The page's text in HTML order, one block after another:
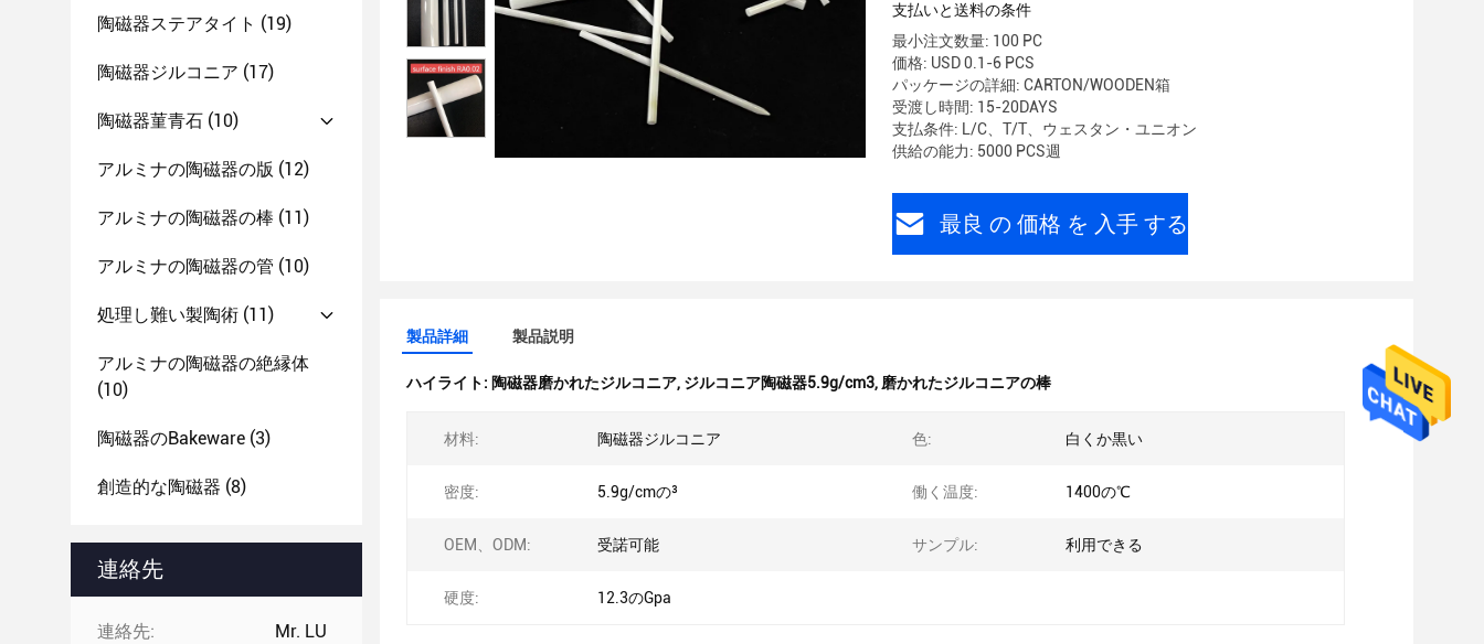
陶磁器ステアタイト (19)
陶磁器ジルコニア (17)
陶磁器菫青石 (10)
アルミナの陶磁器の版 (12)
アルミナの陶磁器の棒 (11)
アルミナの陶磁器の管 (10)
処理し難い製陶術 (11)
アルミナの陶磁器の絶縁体
(10)
陶磁器のbakeware (3)
創造的な陶磁器 (8)
連絡先
連絡先: Mr. LU
支払いと送料の条件
最小注文数量: 100 PC
価格: USD 0.1-6 PCS
パッケージの詳細: CARTON/WOODEN箱
受渡し時間: 15-20DAYS
支払条件: L/C、T/T、ウェスタン・ユニオン
供給の能力: 5000 PCS週
最良 の 価格 を 入手 する
製品詳細 製品説明
ハイライト: 陶磁器磨かれたジルコニア, ジルコニア陶磁器5.9g/cm3, 磨かれたジルコニアの棒
材料: 陶磁器ジルコニア 色: 白くか黒い
密度: 5.9g/cmの³ 働く温度: 1400の℃
OEM、ODM: 受諾可能 サンプル: 利用できる
硬度: 12.3のGpa